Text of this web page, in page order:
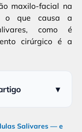
maxilo-facial na
o que causa a
como é
cirúrgico é a
▾
Salivares — e